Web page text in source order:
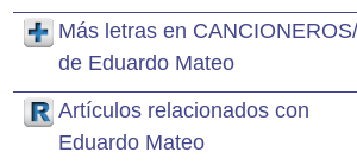
Más letras en
de Eduardo Mateo
Artículos relacionados con
Eduardo Mateo